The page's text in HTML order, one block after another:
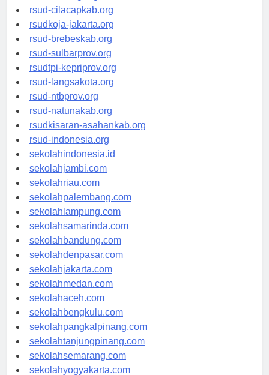
rsud-sintang.org
rsud-cilacapkab.org
rsudkoja-jakarta.org
rsud-brebeskab.org
rsud-sulbarprov.org
rsudtpi-kepriprov.org
rsud-langsakota.org
rsud-ntbprov.org
rsud-natunakab.org
rsudkisaran-asahankab.org
rsud-indonesia.org
sekolahindonesia.id
sekolahjambi.com
sekolahriau.com
sekolahpalembang.com
sekolahlampung.com
sekolahsamarinda.com
sekolahbandung.com
sekolahdenpasar.com
sekolahjakarta.com
sekolahmedan.com
sekolahaceh.com
sekolahbengkulu.com
sekolahpangkalpinang.com
sekolahtanjungpinang.com
sekolahsemarang.com